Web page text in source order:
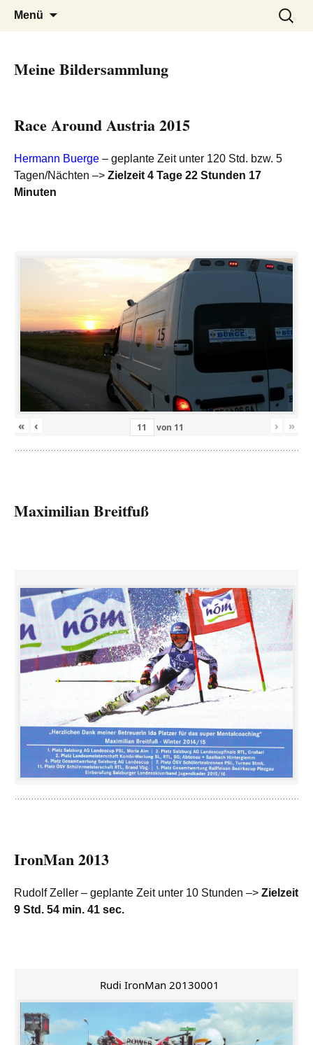
Ida Platzer
Menü
Suchen
nach:
Meine Bildersammlung
Race Around Austria 2015
Hermann Buerge – geplante Zeit unter 120 Std. bzw. 5
Tagen/Nächten –> Zielzeit 4 Tage 22 Stunden 17
Minuten
« ‹ von 11 › »
Maximilian Breitfuß
IronMan 2013
Rudolf Zeller – geplante Zeit unter 10 Stunden –> Zielzeit
9 Std. 54 min. 41 sec.
Rudi IronMan 20130001